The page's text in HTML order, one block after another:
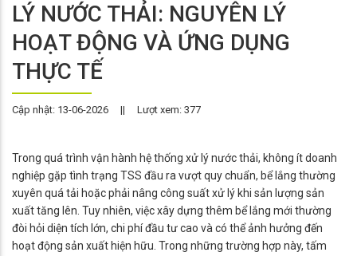
LÝ NƯỚC THẢI: NGUYÊN LÝ
HOẠT ĐỘNG VÀ ỨNG DỤNG
THỰC TẾ
Cập nhật: 13-06-2026 || Lượt xem: 377
Trong quá trình vận hành hệ thống xử lý nước thải, không ít doanh
nghiệp gặp tình trạng TSS đầu ra vượt quy chuẩn, bể lắng thường
xuyên quá tải hoặc phải nâng công suất xử lý khi sản lượng sản
xuất tăng lên. Tuy nhiên, việc xây dựng thêm bể lắng mới thường
đòi hỏi diện tích lớn, chi phí đầu tư cao và có thể ảnh hưởng đến
hoạt động sản xuất hiện hữu. Trong những trường hợp này, tấm